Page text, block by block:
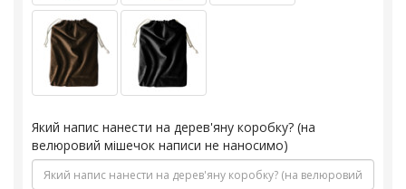
Який напис нанести на дерев'яну коробку? (на
велюровий мішечок написи не наносимо)